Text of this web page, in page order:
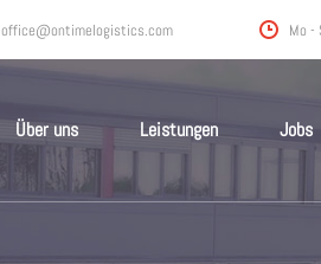
office@ontimelogistics.com Mo -
Über uns Leistungen Jobs